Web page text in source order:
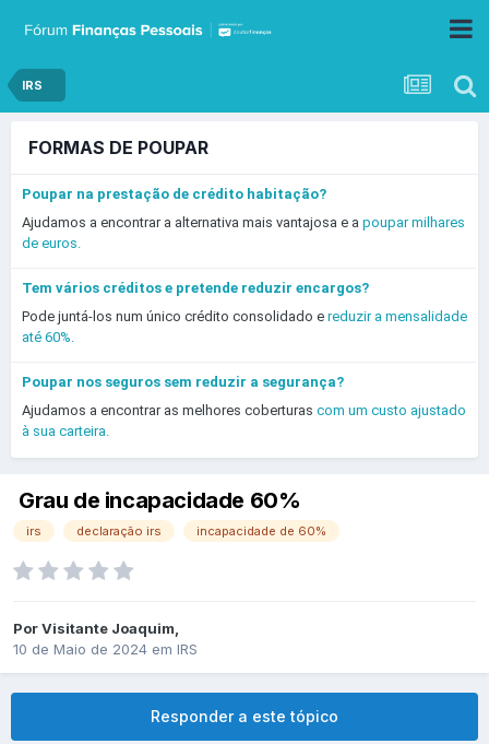
IRS
FORMAS DE POUPAR
Poupar na prestação de crédito habitação?
Ajudamos a encontrar a alternativa mais vantajosa e a poupar milhares
de euros.
Tem vários créditos e pretende reduzir encargos?
Pode juntá-los num único crédito consolidado e reduzir a mensalidade
até 60%.
Poupar nos seguros sem reduzir a segurança?
Ajudamos a encontrar as melhores coberturas com um custo ajustado
à sua carteira.
Grau de incapacidade 60%
irs declaração irs incapacidade de 60%
PorVisitante Joaquim,
10 de Maio de 2024 em IRS
Responder a este tópico